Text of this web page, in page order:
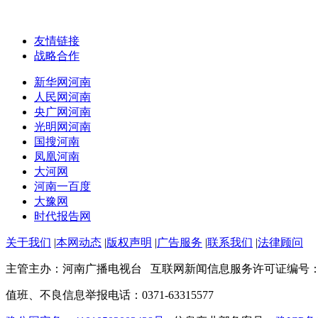
友情链接
战略合作
新华网河南
人民网河南
央广网河南
光明网河南
国搜河南
凤凰河南
大河网
河南一百度
大豫网
时代报告网
关于我们 |本网动态 |版权声明 |广告服务 |联系我们 |法律顾问
主管主办：河南广播电视台 互联网新闻信息服务许可证编号：
值班、不良信息举报电话：0371-63315577